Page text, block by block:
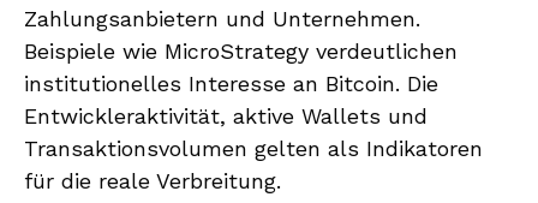
Zahlungsanbietern und Unternehmen.
Beispiele wie MicroStrategy verdeutlichen
institutionelles Interesse an Bitcoin. Die
Entwickleraktivität, aktive Wallets und
Transaktionsvolumen gelten als Indikatoren
für die reale Verbreitung.